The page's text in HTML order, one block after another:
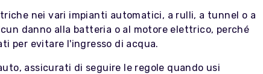
nei vari impianti automatici, a rulli, a tunnel o a
danno alla batteria o al motore elettrico, perché
per evitare l'ingresso di acqua.
assicurati di seguire le regole quando usi